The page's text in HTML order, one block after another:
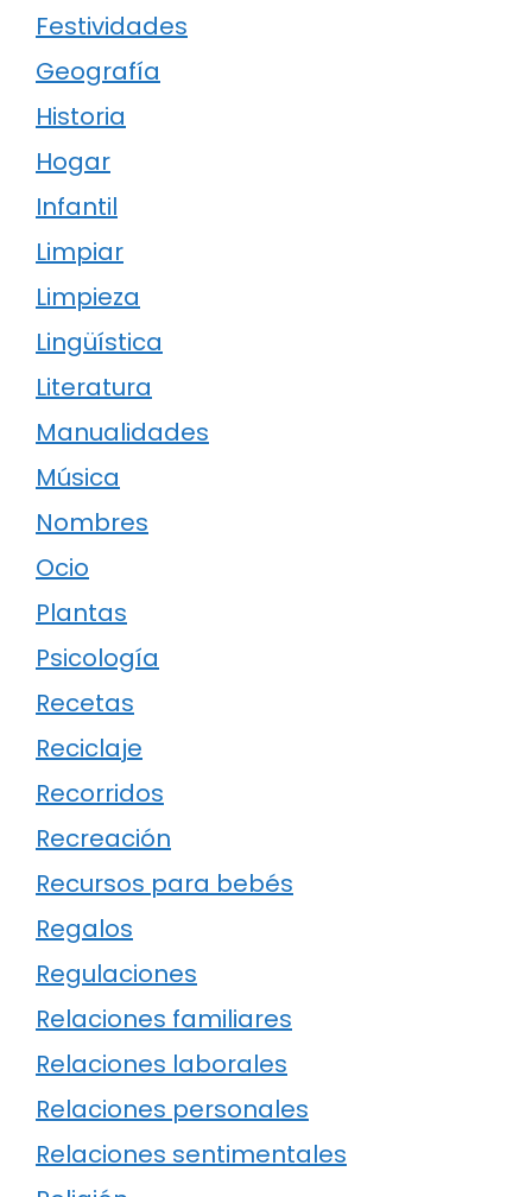
Festividades
Geografía
Historia
Hogar
Infantil
Limpiar
Limpieza
Lingüística
Literatura
Manualidades
Música
Nombres
Ocio
Plantas
Psicología
Recetas
Reciclaje
Recorridos
Recreación
Recursos para bebés
Regalos
Regulaciones
Relaciones familiares
Relaciones laborales
Relaciones personales
Relaciones sentimentales